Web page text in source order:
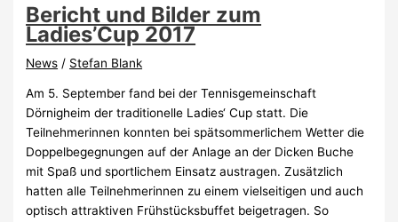
Bericht und Bilder zum
Ladies’Cup 2017
News / Stefan Blank
Am 5. September fand bei der Tennisgemeinschaft
Dörnigheim der traditionelle Ladies‘ Cup statt. Die
Teilnehmerinnen konnten bei spätsommerlichem Wetter die
Doppelbegegnungen auf der Anlage an der Dicken Buche
mit Spaß und sportlichem Einsatz austragen. Zusätzlich
hatten alle Teilnehmerinnen zu einem vielseitigen und auch
optisch attraktiven Frühstücksbuffet beigetragen. So